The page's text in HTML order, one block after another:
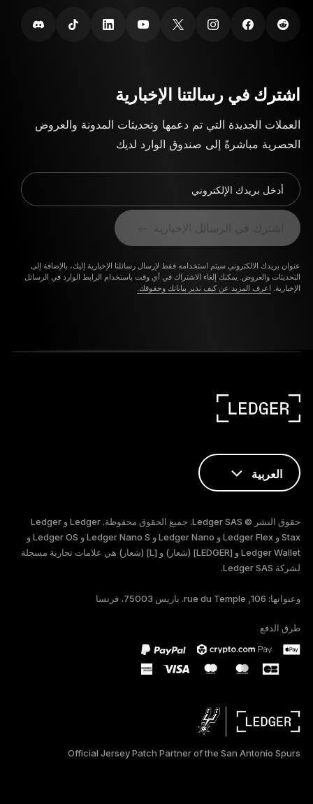
اشترك في رسالتنا الإخبارية
العملات الجديدة التي تم دعمها وتحديثات المدونة والعروض
الحصرية مباشرةً إلى صندوق الوارد لديك
أدخل بريدك الإلكتروني
اشترك في الرسائل الإخبارية
عنوان بريدك الالكتروني سيتم استخدامه فقط لإرسال رسائلنا الإخبارية إليك، بالإضافة إلى
التحديثات والعروض. يمكنك إلغاء الاشتراك في أي وقت باستخدام الرابط الوارد في الرسائل
الإخبارية. اعرف المزيد عن كيف ندير بياناتك وحقوقك.
العربية
FRANÇAIS
TÜRKÇE
DEUTSCH
PORTUGUÊS
ESPAÑOL
简体中文
حقوق النشر © Ledger SAS. جميع الحقوق محفوظة. Ledger و Ledger
Stax و Ledger Flex و Ledger Nano و Ledger Nano S و Ledger OS و
Ledger Wallet و [LEDGER] (شعار) و [L] (شعار) هي علامات تجارية مسجلة
لشركة Ledger SAS.
وعنوانها: 106, rue du Temple. باريس 75003، فرنسا
طرق الدفع
Official Jersey Patch Partner of the San Antonio Spurs